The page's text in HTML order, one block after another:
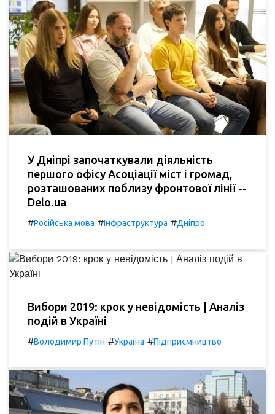
У Дніпрі започаткували діяльність
першого офісу Асоціації міст і громад,
розташованих поблизу фронтової лінії --
Delo.ua
#Російська мова #Інфраструктура #Дніпро
Вибори 2019: крок у невідомість | Аналіз
подій в Україні
#Володимир Путін #Україна #Підприємництво